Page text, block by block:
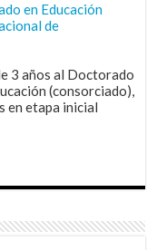
en Educación
de
3 años al Doctorado
(consorciado),
en etapa inicial